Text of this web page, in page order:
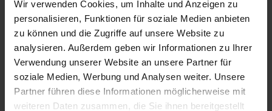
Wir verwenden Cookies, um Inhalte und Anzeigen zu
personalisieren, Funktionen für soziale Medien anbieten
zu können und die Zugriffe auf unsere Website zu
analysieren. Außerdem geben wir Informationen zu Ihrer
Verwendung unserer Website an unsere Partner für
soziale Medien, Werbung und Analysen weiter. Unsere
Partner führen diese Informationen möglicherweise mit
weiteren Daten zusammen, die Sie ihnen bereitgestellt
Sport
12 Tage • Innenkabine (Kat. 09): •
Abfahrt: 2.10.2020
9 Tage •
Balkonkabine
(Kat. C3):